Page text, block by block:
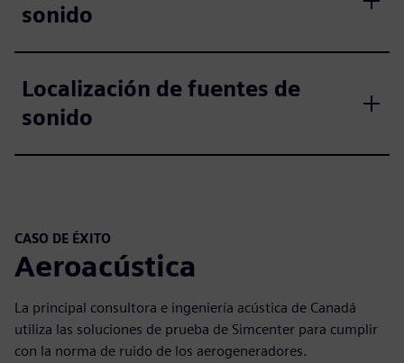
sonido
Localización de fuentes de
sonido
CASO DE ÉXITO
Aeroacústica
La principal consultora e ingeniería acústica de Canadá
utiliza las soluciones de prueba de Simcenter para cumplir
con la norma de ruido de los aerogeneradores.